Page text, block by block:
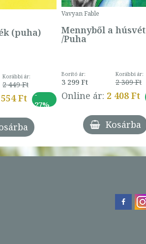
(puha)
Korábbi ár:
2 449 Ft
Ft
-
27%
Vavyan Fable
Mennyből a húsvét
/Puha
Borító ár:
3 299 Ft
Korábbi ár:
2 309 Ft
Online ár: 2 408 Ft
Kosárba